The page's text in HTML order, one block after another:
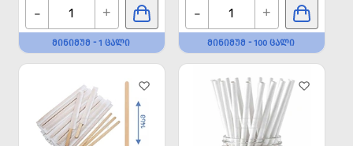
- +
ᲛᲘᲜᲘᲛᲣᲛ - 1 ᲪᲐᲚᲘ
- +
ᲛᲘᲜᲘᲛᲣᲛ - 100 ᲪᲐᲚᲘ